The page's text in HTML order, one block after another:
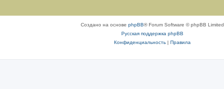
Создано на основе phpBB® Forum Software © phpBB Limited
Русская поддержка phpBB
Конфиденциальность| Правила